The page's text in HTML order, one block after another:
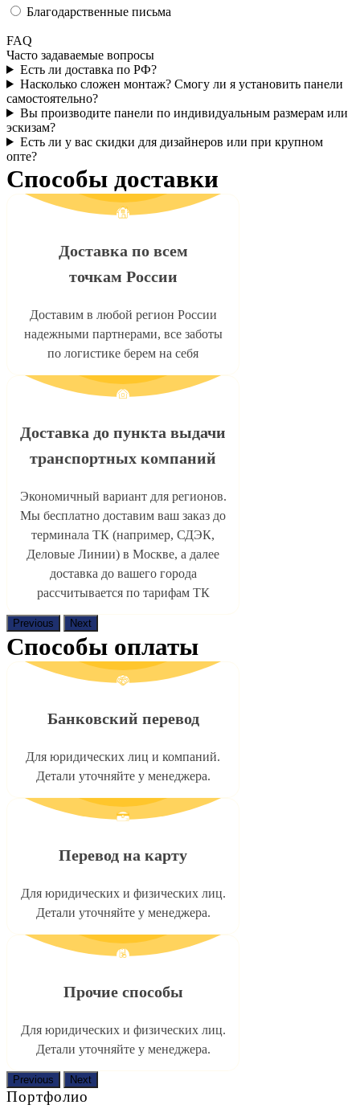
Благодарственные письма
FAQ
Часто задаваемые вопросы
Есть ли доставка по РФ?
Насколько сложен монтаж? Смогу ли я установить панели
самостоятельно?
Вы производите панели по индивидуальным размерам или
эскизам?
Есть ли у вас скидки для дизайнеров или при крупном
опте?
Способы доставки
Доставка по всем
точкам России
Доставим в любой регион России
надежными партнерами, все заботы
по логистике берем на себя
Доставка до пункта выдачи
транспортных компаний
Экономичный вариант для регионов.
Мы бесплатно доставим ваш заказ до
терминала ТК (например, СДЭК,
Деловые Линии) в Москве, а далее
доставка до вашего города
рассчитывается по тарифам ТК
Previous Next
Способы оплаты
Банковский перевод
Для юридических лиц и компаний.
Детали уточняйте у менеджера.
Перевод на карту
Для юридических и физических лиц.
Детали уточняйте у менеджера.
Прочие способы
Для юридических и физических лиц.
Детали уточняйте у менеджера.
Previous Next
Портфолио